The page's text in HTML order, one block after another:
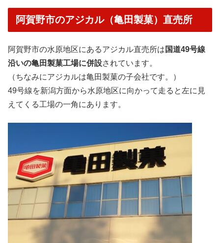
阿賀野市のアジカル（亀田製菓）直売所
阿賀野市の水原地区にあるアジカル直売所は 国道49号線
沿いの亀田製菓工場に併設されています。
（ちなみにアジカルは亀田製菓の子会社です。）
49号線を新潟方面から水原地区に向かって走ると左に見
えてくる工場の一角にあります。